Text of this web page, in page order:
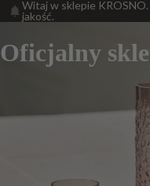
Witaj w sklepie
jakość.
Oficjalny